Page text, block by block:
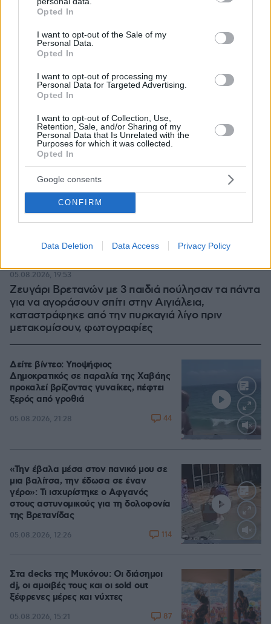
grant or deny consent to Google and its third-party tags to
use your data for below specified purposes in below Google
consent section.
Opted In
I want to opt-out of the Sale of my
Personal Data.
Opted In
I want to opt-out of processing my
Personal Data for Targeted Advertising.
Opted In
I want to opt-out of Collection, Use,
Retention, Sale, and/or Sharing of my
Personal Data that Is Unrelated with the
Purposes for which it was collected.
Opted In
Google consents
CONFIRM
Data Deletion Data Access Privacy Policy
Ζευγάρι Βρετανών με 3 παιδιά πούλησαν τα πάντα
για να αγοράσουν σπίτι στην Αιγιάλεια,
καταστράφηκε από την πυρκαγιά λίγο πριν
μετακομίσουν, φωτογραφίες
05.08.2026, 19:53
Loaded
Δείτε βίντεο: Υποψήφιος
Δημοκρατικός σε παραλία της Χαβάης
προκαλεί βρίζοντας γυναίκες, πέφτει
ξερός από γροθιά
05.08.2026, 21:28 44
«Την έβαλα μέσα στον πανικό μου σε
μια βαλίτσα, την έδωσα σε έναν
γέρο»: Τι ισχυρίστηκε ο Αφγανός
στους αστυνομικούς για τη δολοφονία
της Βρετανίδας
05.08.2026, 12:26 114
Στα decks της Μυκόνου: Οι διάσημοι
dj, οι αμοιβές τους και οι sold out
ξέφρενες μέρες και νύχτες
05.08.2026, 15:21 87